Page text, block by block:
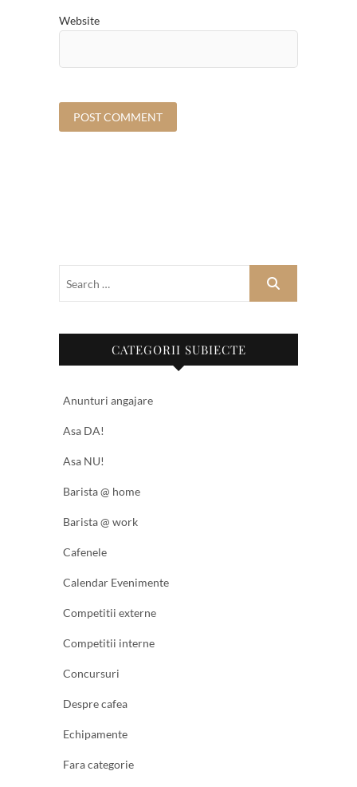
Website
CATEGORII SUBIECTE
Anunturi angajare
Asa DA!
Asa NU!
Barista @ home
Barista @ work
Cafenele
Calendar Evenimente
Competitii externe
Competitii interne
Concursuri
Despre cafea
Echipamente
Fara categorie